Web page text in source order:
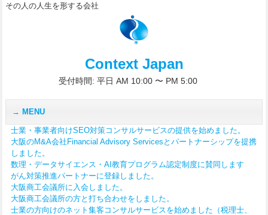
その人の人生を形する会社
Context Japan
受付時間: 平日 AM 10:00 〜 PM 5:00
MENU
士業・事業者向けSEO対策コンサルサービスの提供を始めました。
大阪のM&A会社Financial Advisory Servicesとパートナーシップを提携
しました。
数理・データサイエンス・AI教育プログラム認定制度に賛同します
がん対策推進パートナーに登録しました。
大阪商工会議所に入会しました。
大阪商工会議所の方と打ち合わせをしました。
士業の方向けのネット集客コンサルサービスを始めました（税理士、